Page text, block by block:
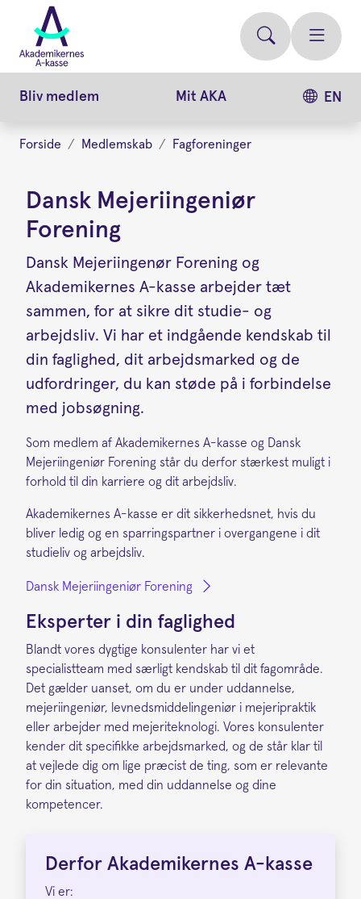
videre
hovedindhold
Bliv medlem Mit AKA EN
Forside Medlemskab Fagforeninger
Dansk Mejeriingeniør
Forening
Dansk Mejeriingenør Forening og
Akademikernes A-kasse arbejder tæt
sammen, for at sikre dit studie- og
arbejdsliv. Vi har et indgående kendskab til
din faglighed, dit arbejdsmarked og de
udfordringer, du kan støde på i forbindelse
med jobsøgning.
Som medlem af Akademikernes A-kasse og Dansk
Mejeriingeniør Forening står du derfor stærkest muligt i
forhold til din karriere og dit arbejdsliv.
Akademikernes A-kasse er dit sikkerhedsnet, hvis du
bliver ledig og en sparringspartner i overgangene i dit
studieliv og arbejdsliv.
Dansk Mejeriingeniør Forening
Eksperter i din faglighed
Blandt vores dygtige konsulenter har vi et
specialistteam med særligt kendskab til dit fagområde.
Det gælder uanset, om du er under uddannelse,
mejeriingeniør, levnedsmiddelingeniør i mejeripraktik
eller arbejder med mejeriteknologi. Vores konsulenter
kender dit specifikke arbejdsmarked, og de står klar til
at vejlede dig om lige præcist de ting, som er relevante
for din situation, med din uddannelse og dine
kompetencer.
Derfor Akademikernes A-kasse
Vi er: